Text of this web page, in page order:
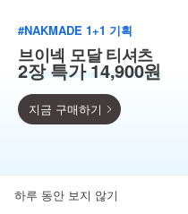
득템찬스
#NAKMADE 1+1 기획
브이넥 모달 티셔츠
2장 특가 14,900원
지금 구매하기
하루 동안 보지 않기
뒤로가기 카테고리